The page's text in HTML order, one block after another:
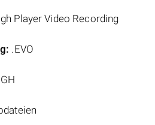
Player Video Recording
.EVO